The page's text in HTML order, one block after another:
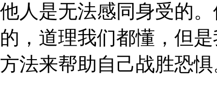
他人是无法感同身受的
的，道理我们都懂，但
方法来帮助自己战胜恐